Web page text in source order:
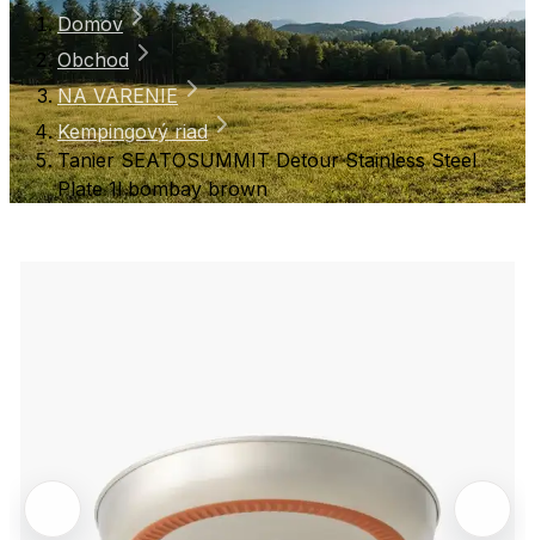
Domov
Obchod
NA VARENIE
Kempingový riad
Tanier SEATOSUMMIT Detour Stainless Steel
Plate 1l bombay brown